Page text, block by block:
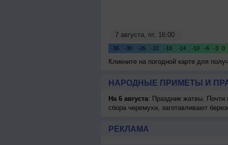
Кликните на погодной карте для
НАРОДНЫЕ ПРИМЕТЫ И
На 6 августа: Праздник жатвы. Почти
сбора черемухи, заготавливают
РЕКЛАМА